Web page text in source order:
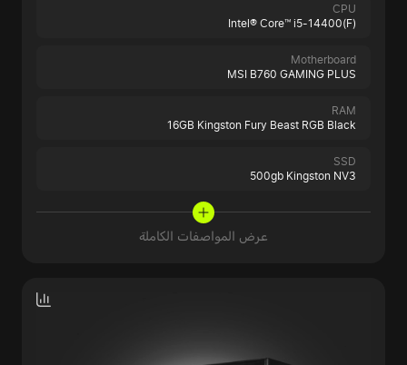
CPU
Intel® Core™ i5-14400(F)
Motherboard
MSI B760 GAMING PLUS
RAM
16GB Kingston Fury Beast RGB Black
SSD
500gb Kingston NV3
عرض المواصفات الكاملة